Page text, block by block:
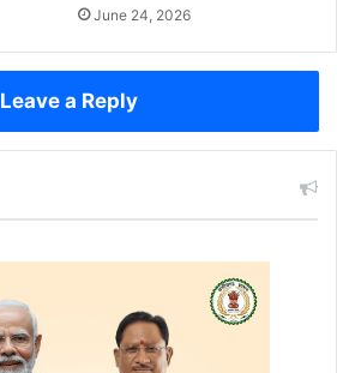
June 24, 2026
Leave a Reply